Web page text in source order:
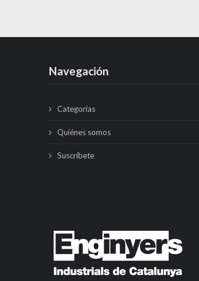
Navegación
Categorías
Quiénes somos
Suscríbete